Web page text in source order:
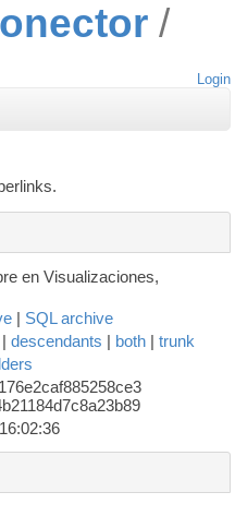
Login
en Visualizaciones,
| SQL archive
| descendants | both | trunk